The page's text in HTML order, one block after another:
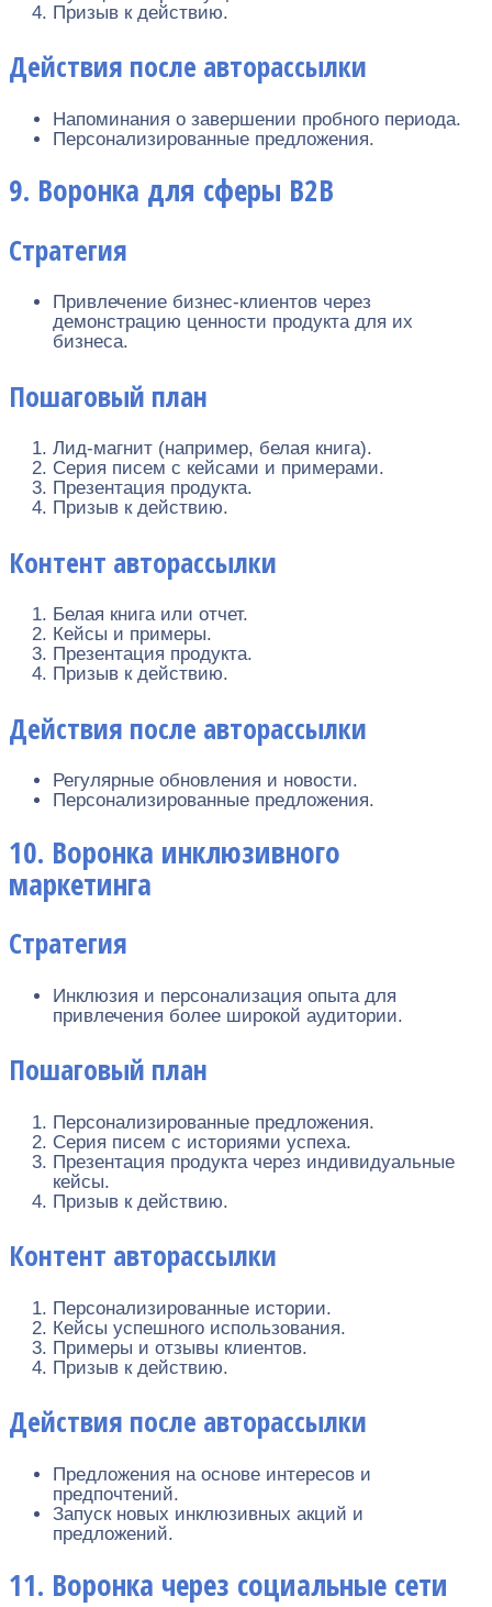
Призыв к действию.
Действия после авторассылки
Напоминания о завершении пробного периода.
Персонализированные предложения.
9. Воронка для сферы B2B
Стратегия
Привлечение бизнес-клиентов через
демонстрацию ценности продукта для их
бизнеса.
Пошаговый план
Лид-магнит (например, белая книга).
Серия писем с кейсами и примерами.
Презентация продукта.
Призыв к действию.
Контент авторассылки
Белая книга или отчет.
Кейсы и примеры.
Презентация продукта.
Призыв к действию.
Действия после авторассылки
Регулярные обновления и новости.
Персонализированные предложения.
10. Воронка инклюзивного
маркетинга
Стратегия
Инклюзия и персонализация опыта для
привлечения более широкой аудитории.
Пошаговый план
Персонализированные предложения.
Серия писем с историями успеха.
Презентация продукта через индивидуальные
кейсы.
Призыв к действию.
Контент авторассылки
Персонализированные истории.
Кейсы успешного использования.
Примеры и отзывы клиентов.
Призыв к действию.
Действия после авторассылки
Предложения на основе интересов и
предпочтений.
Запуск новых инклюзивных акций и
предложений.
11. Воронка через социальные сети